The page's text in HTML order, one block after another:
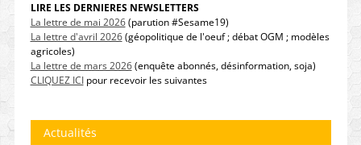
LIRE LES DERNIERES NEWSLETTERS
La lettre de mai 2026(parution #Sesame19)
La lettre d'avril 2026(géopolitique de l'oeuf ; débat OGM ; modèles
agricoles)
La lettre de mars 2026(enquête abonnés, désinformation, soja)
CLIQUEZ ICIpour recevoir les suivantes
Actualités